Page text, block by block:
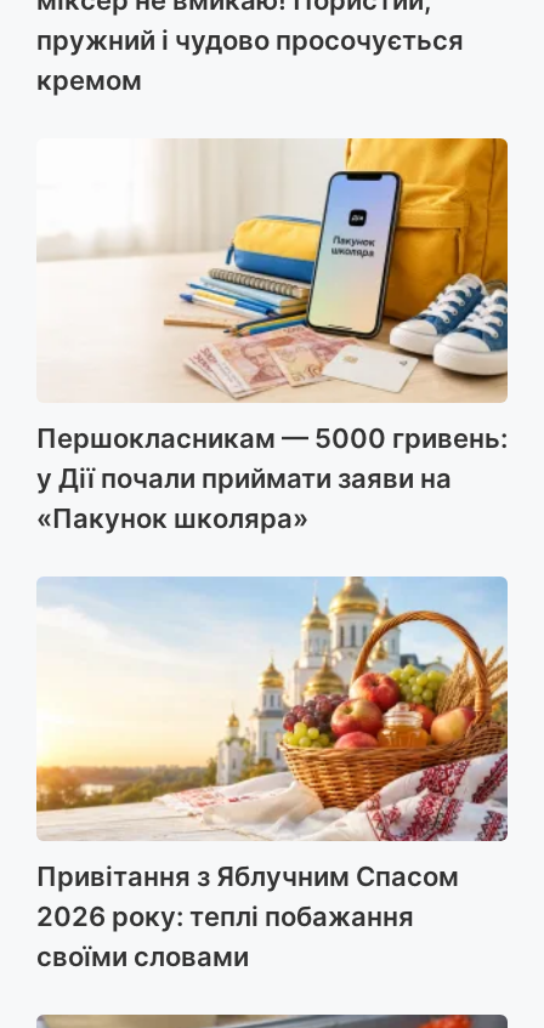
пружний і чудово просочується
кремом
Першокласникам — 5000 гривень:
у Дії почали приймати заяви на
«Пакунок школяра»
Привітання з Яблучним Спасом
2026 року: теплі побажання
своїми словами